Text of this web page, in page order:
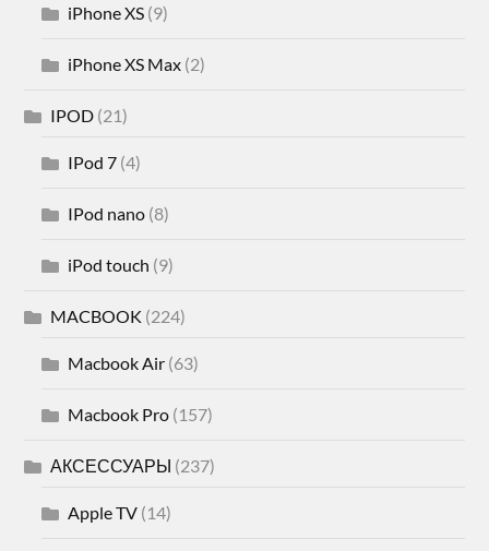
iPhone XS (9)
iPhone XS Max (2)
IPOD (21)
IPod 7 (4)
IPod nano (8)
iPod touch (9)
MACBOOK (224)
Macbook Air (63)
Macbook Pro (157)
АКСЕССУАРЫ (237)
Apple TV (14)